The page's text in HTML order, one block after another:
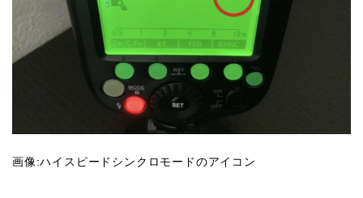
画像:ハイスピードシンクロモードのアイコン